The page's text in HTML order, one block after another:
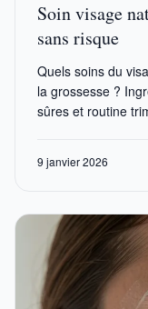
Soin visage
sans risque
Quels soins du
la grossesse ?
sûres et routine
9 janvier 2026